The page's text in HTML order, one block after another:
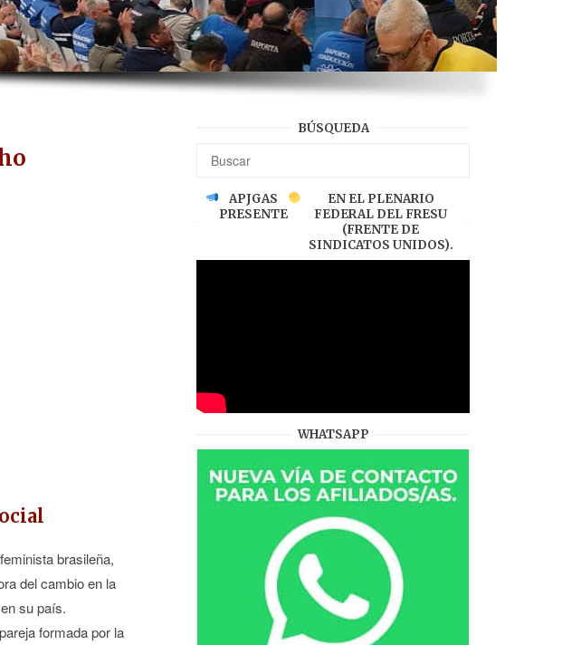
brasileña,
del cambio en la
su país.
formada por la
BÚSQUEDA
APJGAS
PRESENTE
EN EL PLENARIO
FEDERAL DEL FRESU
(FRENTE DE
SINDICATOS UNIDOS).
WHATSAPP